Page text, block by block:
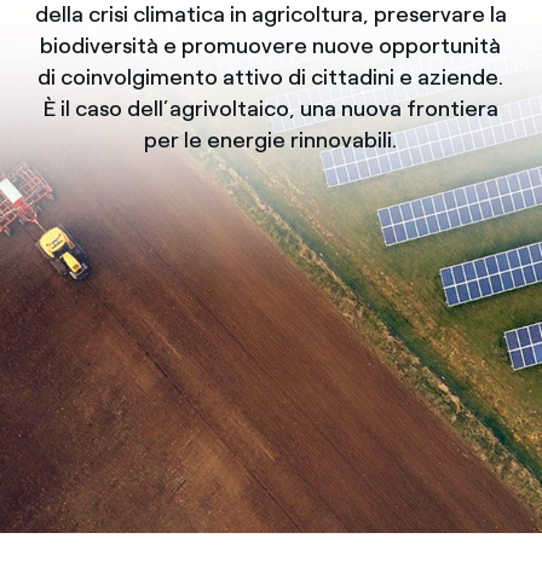
della crisi climatica in agricoltura, preservare la
biodiversità e promuovere nuove opportunità
di coinvolgimento attivo di cittadini e aziende.
È il caso dell’agrivoltaico, una nuova frontiera
per le energie rinnovabili.